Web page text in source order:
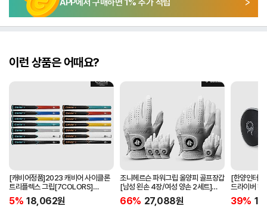
APP에서 구매하면 1% 추가 적립
이런 상품은 어때요?
[캐비어정품]2023 캐비어 사이클론
트리플렉스 그립[7COLORS]
[라운드][39g/42g/46g/50g]
[R/S 토크]
5% 18,062원
조니헤르슨 파워그립 올양피 골프장갑
[남성 왼손 4장/여성 양손 2세트]
[화이트][케이스포함]
66% 27,088원
[한양인터
드라이버 헤
[HD-302]
39%